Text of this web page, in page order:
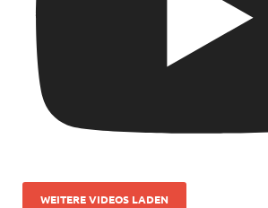
WEITERE VIDEOS LADEN